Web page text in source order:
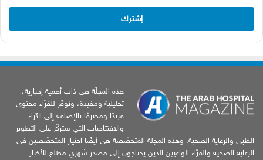
الإلكتروني
هذه المجلّة هي ذات أهمية إخبارية،
تحليلية ومفيدة، وتوفّر للقرّاء محتوى
فريدًا ومحترفًا بالإضافة إلى الآراء
والافتتاحيات التي ستركّز على التطوير
الطبي والرعاية الصحية. وهذه المجلة المتخصّصة هي أيضًا اختيار المتخصّصين في
الرعاية الصحية والقرّاء الواعيين الذين يحتاجون إلى مصدر شهري مطلع للأخبار